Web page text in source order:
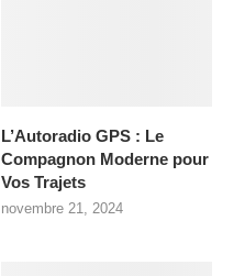
L’Autoradio GPS : Le
Compagnon Moderne pour
Vos Trajets
novembre 21, 2024